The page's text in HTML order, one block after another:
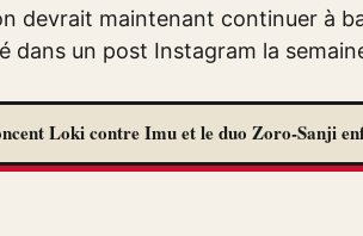
devrait maintenant continuer à
dans un post Instagram la
Loki contre Imu et le duo Zoro-Sanji